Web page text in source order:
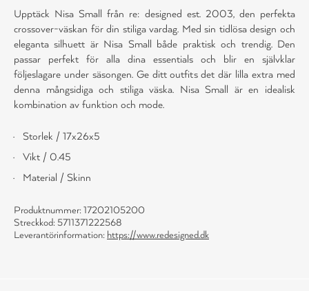
Upptäck Nisa Small från re: designed est. 2003, den perfekta
crossover-väskan för din stiliga vardag. Med sin tidlösa design och
eleganta silhuett är Nisa Small både praktisk och trendig. Den
passar perfekt för alla dina essentials och blir en självklar
följeslagare under säsongen. Ge ditt outfits det där lilla extra med
denna mångsidiga och stiliga väska. Nisa Small är en idealisk
kombination av funktion och mode.
Storlek / 17x26x5
Vikt / 0.45
Material / Skinn
Produktnummer: 17202105200
Streckkod: 5711371222568
Leverantörinformation: https://www.redesigned.dk